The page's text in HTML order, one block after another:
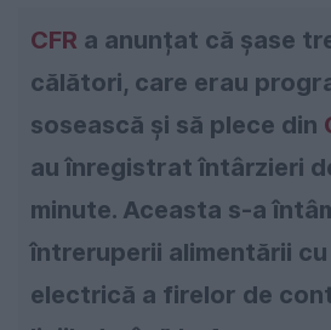
CFR a anunțat că șase
călători, care erau
sosească și să plece din
au înregistrat întârzieri
minute. Aceasta s-a
întreruperii alimentării
electrică a firelor de